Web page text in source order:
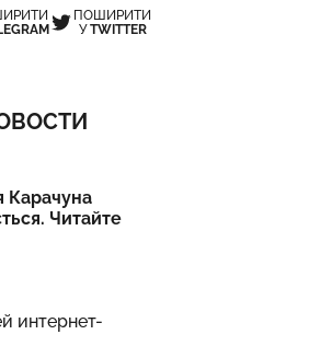
ПОШИРИТИ
УTWITTER
Карачуна
Читайте
интернет-